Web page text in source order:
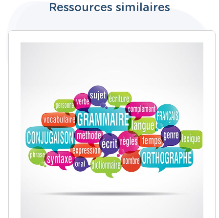
Ressources similaires